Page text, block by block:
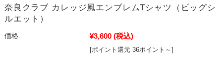
奈良クラブ カレッジ風エンブレムTシャツ（ビッグシ
ルエット）
価格: ¥3,600 (税込)
[ポイント還元 36ポイント～]